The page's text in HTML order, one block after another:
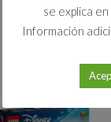
se explica
Información